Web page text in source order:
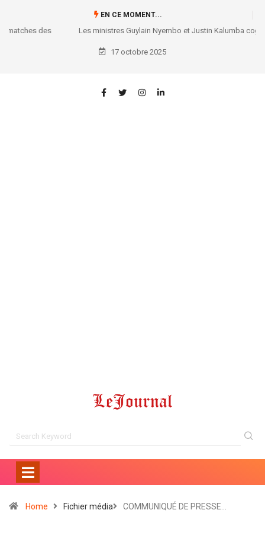
EN CE MOMENT...
Les ministres Guylain Nyembo et Justin Kalumba cogitent sur les
réformes utiles à l’entrepreneuriat !
17 octobre 2025
Home Fichier média COMMUNIQUÉ DE PRESSE…